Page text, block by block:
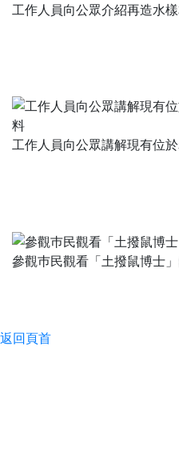
工作人員向公眾介紹再造水
工作人員向公眾講解現有位
參觀巿民觀看「土撥鼠博士
返回頁首